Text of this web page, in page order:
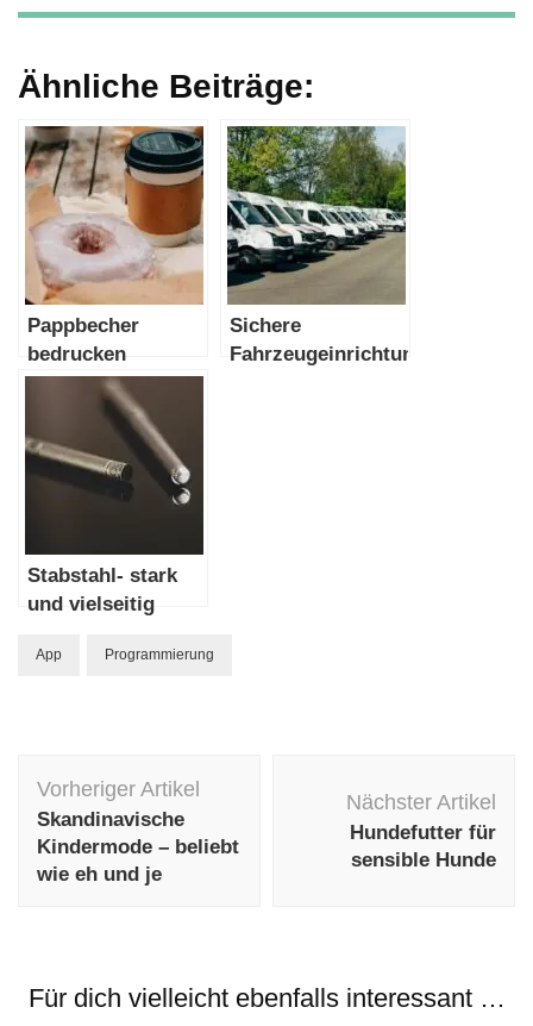
Ähnliche Beiträge:
Pappbecher
bedrucken
Sichere
Fahrzeugeinrichtung
Stabstahl- stark
und vielseitig
App Programmierung
Vorheriger Artikel
Skandinavische
Kindermode – beliebt
wie eh und je
Nächster Artikel
Hundefutter für
sensible Hunde
Für dich vielleicht ebenfalls interessant …